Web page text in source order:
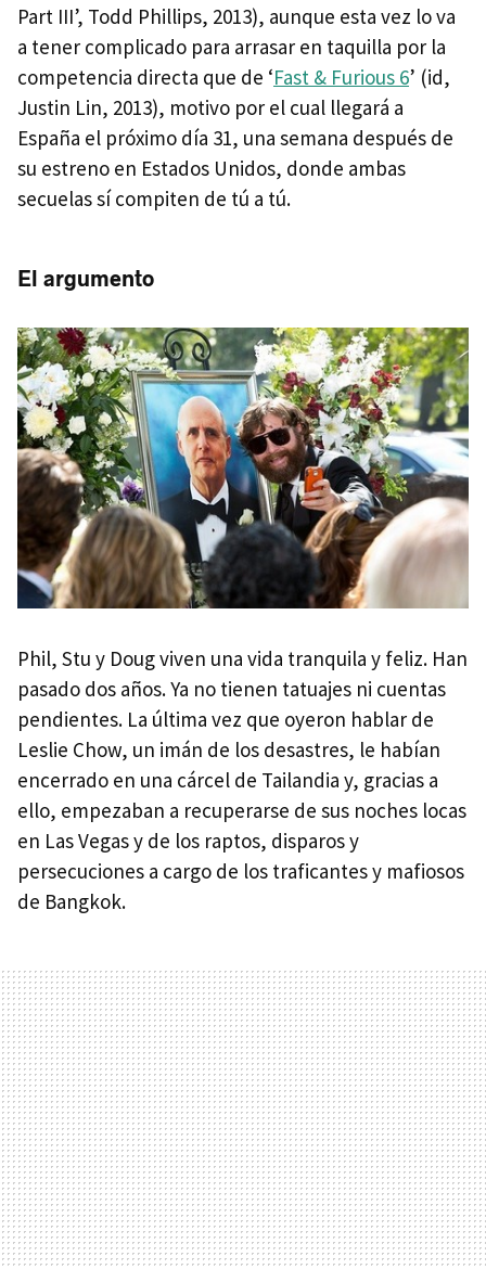
Part III’, Todd Phillips, 2013), aunque esta vez lo va
a tener complicado para arrasar en taquilla por la
competencia directa que de ‘Fast & Furious 6’ (id,
Justin Lin, 2013), motivo por el cual llegará a
España el próximo día 31, una semana después de
su estreno en Estados Unidos, donde ambas
secuelas sí compiten de tú a tú.
El argumento
Phil, Stu y Doug viven una vida tranquila y feliz. Han
pasado dos años. Ya no tienen tatuajes ni cuentas
pendientes. La última vez que oyeron hablar de
Leslie Chow, un imán de los desastres, le habían
encerrado en una cárcel de Tailandia y, gracias a
ello, empezaban a recuperarse de sus noches locas
en Las Vegas y de los raptos, disparos y
persecuciones a cargo de los traficantes y mafiosos
de Bangkok.